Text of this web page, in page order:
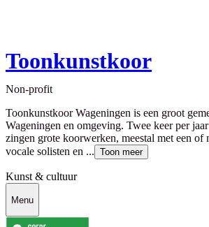
Toonkunstkoor
Non-profit
Toonkunstkoor Wageningen is een groot
Wageningen en omgeving. Twee keer per
zingen grote koorwerken, meestal met een of
vocale solisten en ... Toon meer
Kunst & cultuur
Menu